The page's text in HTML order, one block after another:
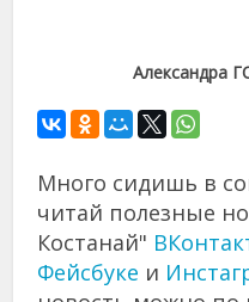
Александра
Много сидишь в
читай полезные
Костанай"
Фейсбуке и